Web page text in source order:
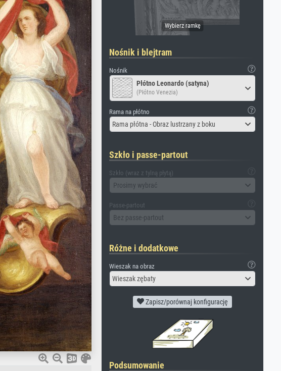
Nośnik i blejtram
Nośnik
Płótno Leonardo (satyna)
(Płótno Venezia)
Rama na płótno
Rama płótna - Obraz lustrzany z boku
Szkło i passe-partout
Szkło (wraz z tylną płytą)
Prosimy wybrać
Passe-partout
Bez passe-partout
Różne i dodatkowe
Wieszak na obraz
Wieszak zębaty
Zapisz/porównaj konfigurację
Podsumowanie